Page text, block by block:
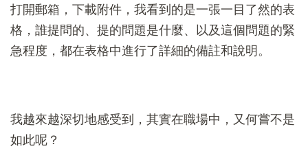
打開郵箱，下載附件，我看到的是一張一目了然的表
格，誰提問的、提的問題是什麼、以及這個問題的緊
急程度，都在表格中進行了詳細的備註和說明。
我越來越深切地感受到，其實在職場中，又何嘗不是
如此呢？